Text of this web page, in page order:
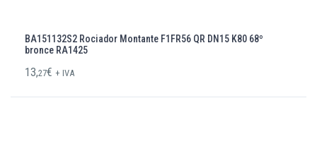
BA151132S2 Rociador Montante F1FR56 QR DN15 K80 68º
bronce RA1425
13,27€ + IVA